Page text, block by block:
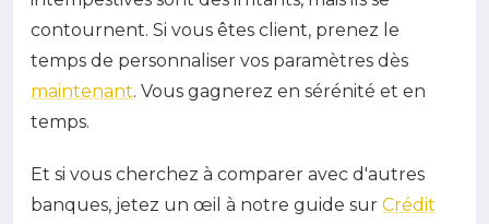
contournent. Si vous êtes client, prenez le
temps de personnaliser vos paramètres dès
maintenant. Vous gagnerez en sérénité et en
temps.
Et si vous cherchez à comparer avec d'autres
banques, jetez un œil à notre guide sur Crédit